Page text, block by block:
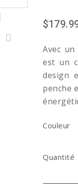
Avec
est un
design
penche
Couleur
Quantité